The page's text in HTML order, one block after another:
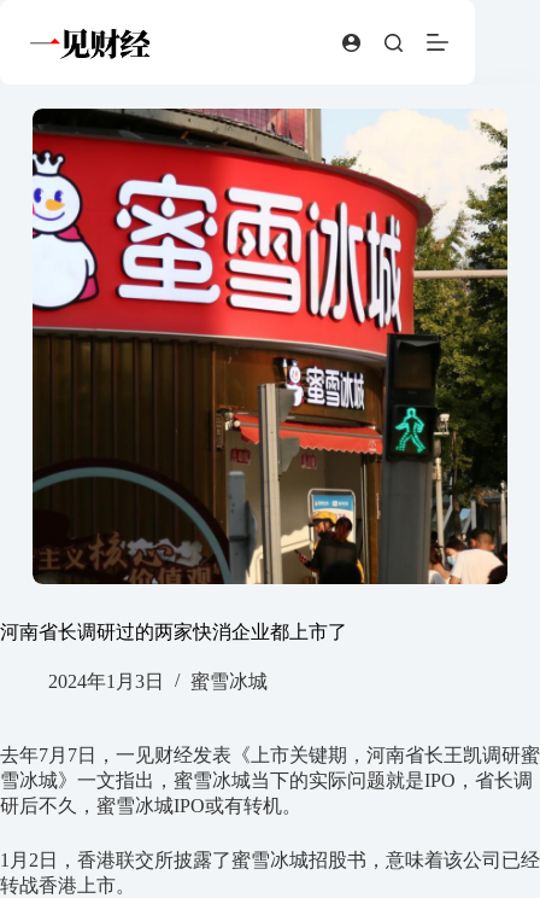
河南省长调研过的两家快消企业都上市了
2024年1月3日 蜜雪冰城
去年7月7日，一见财经发表《上市关键期，河南省长王凯调研蜜
雪冰城》一文指出，蜜雪冰城当下的实际问题就是IPO，省长调
研后不久，蜜雪冰城IPO或有转机。
1月2日，香港联交所披露了蜜雪冰城招股书，意味着该公司已经
转战香港上市。